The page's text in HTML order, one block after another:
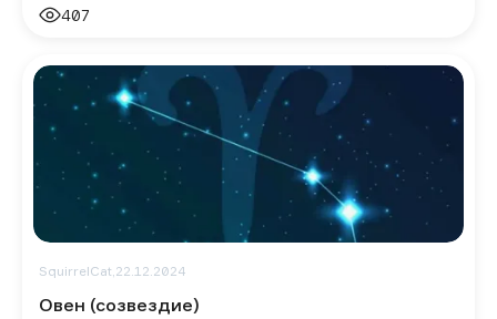
407
SquirrelCat,22.12.2024
Овен (созвездие)